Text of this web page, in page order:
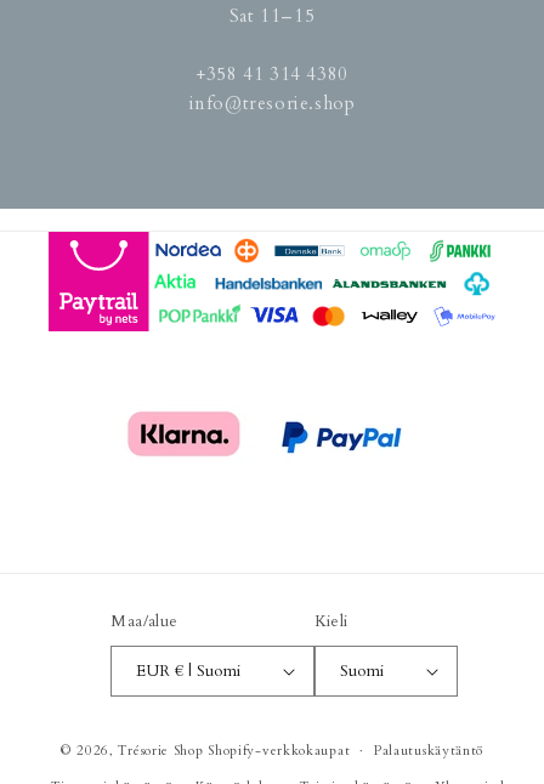
Sat 11–15
+358 41 314 4380
info@tresorie.shop
Maa/alue
EUR € | Suomi
Kieli
Suomi
© 2026,Trésorie Shop Shopify-verkkokaupat
Palautuskäytäntö